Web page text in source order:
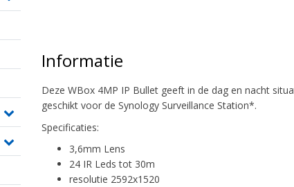
Informatie
Deze WBox 4MP IP Bullet geeft in de dag en nacht
geschikt voor de Synology Surveillance Station*.
Specificaties:
3,6mm Lens
24 IR Leds tot 30m
resolutie 2592x1520